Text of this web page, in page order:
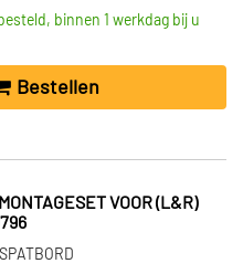
binnen 1 werkdag bij u
Bestellen
VOOR (L&R)